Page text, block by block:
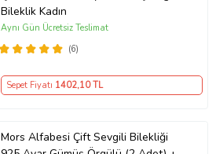
Bileklik Kadın
(6)
Aynı Gün Ücretsiz Teslimat
Sepet Fiyatı 1402,10 TL
Mors Alfabesi Çift Sevgili Bilekliği